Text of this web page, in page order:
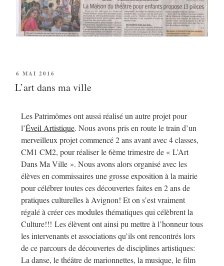
6 MAI 2016
L’art dans ma ville
Les Patrimômes ont aussi réalisé un autre projet pour
l’Éveil Artistique. Nous avons pris en route le train d’un
merveilleux projet commencé 2 ans avant avec 4 classes,
CM1 CM2, pour réaliser le 6ème trimestre de « L’Art
Dans Ma Ville ». Nous avons alors organisé avec les
élèves en commissaires une grosse exposition à la mairie
pour célébrer toutes ces découvertes faites en 2 ans de
pratiques culturelles à Avignon! Et on s’est vraiment
régalé à créer ces modules thématiques quicélèbrent la
Culture!!! Les élèvent ont ainsi pu mettre à l’honneur tous
les intervenants et associations qu’ils ont rencontrés lors
de ce parcours de découvertes de disciplines artistiques:
La danse, le théâtre de marionnettes, la musique, le film